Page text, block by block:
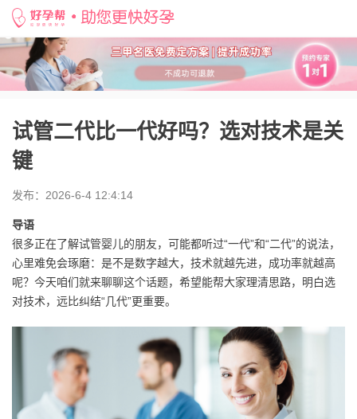
好孕帮 > 备孕知识 > 试管二代比一代好吗？选对技术是关键
试管二代比一代好吗？选对技术是关
键
发布：2026-6-4 12:4:14
导语
很多正在了解试管婴儿的朋友，可能都听过“一代”和“二代”的说法，
心里难免会琢磨：是不是数字越大，技术就越先进，成功率就越高
呢？今天咱们就来聊聊这个话题，希望能帮大家理清思路，明白选
对技术，远比纠结“几代”更重要。